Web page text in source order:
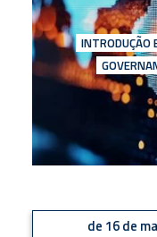
INTRODUÇÃO
de 16 de